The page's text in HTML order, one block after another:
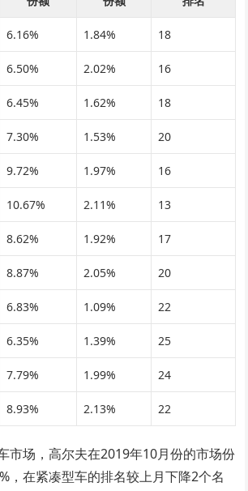
6.16% 1.84% 18
6.50% 2.02% 16
6.45% 1.62% 18
7.30% 1.53% 20
9.72% 1.97% 16
10.67% 2.11% 13
8.62% 1.92% 17
8.87% 2.05% 20
6.83% 1.09% 22
6.35% 1.39% 25
7.79% 1.99% 24
8.93% 2.13% 22
场，高尔夫在2019年10月份的市场份
，在紧凑型车的排名较上月下降2个名